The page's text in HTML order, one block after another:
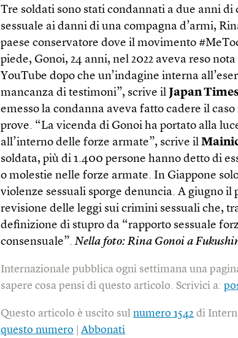
Tre soldati sono stati condannati a due anni di
sessuale ai danni di una compagna d’armi,
paese conservatore dove il movimento
piede, Gonoi, 24 anni, nel 2022 aveva reso
YouTube dopo che un’indagine interna
mancanza di testimoni”, scrive il Japan
emesso la condanna aveva fatto cadere il
prove. “La vicenda di Gonoi ha portato alla
all’interno delle forze armate”, scrive il
soldata, più di 1.400 persone hanno detto di
o molestie nelle forze armate. In Giappone
violenze sessuali sporge denuncia. A giugno il
revisione delle leggi sui crimini sessuali che,
definizione di stupro da “rapporto sessuale
consensuale”.Nella foto: Rina Gonoi a
Internazionale pubblica ogni settimana una
sapere cosa pensi di questo articolo. Scrivici a:
Questo articolo è uscito sulnumero 1542 di
questo numero |Abbonati